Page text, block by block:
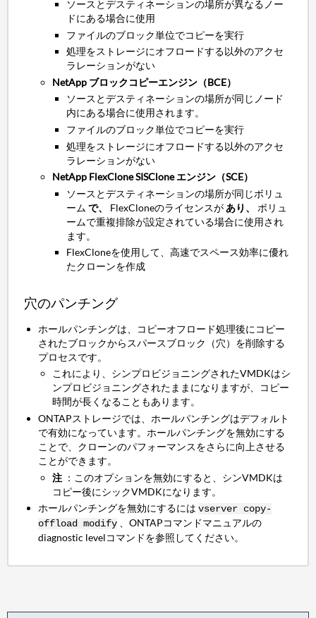
ソースとデスティネーションの場所が異なるノー
ドにある場合に使用
ファイルのブロック単位でコピーを実行
処理をストレージにオフロードする以外のアクセ
ラレーションがない
NetApp ブロックコピーエンジン（BCE）
ソースとデスティネーションの場所が同じノード
内にある場合に使用されます。
ファイルのブロック単位でコピーを実行
処理をストレージにオフロードする以外のアクセ
ラレーションがない
NetApp FlexClone SISClone エンジン（SCE）
ソースとデスティネーションの場所が同じボリュ
ームで、 FlexCloneのライセンスが あり、 ボリュ
ームで重複排除が設定されている場合に使用され
ます。
FlexCloneを使用して、高速でスペース効率に優れ
たクローンを作成
穴のパンチング
ホールパンチングは、コピーオフロード処理後にコピー
されたブロックからスパースブロック（穴）を削除する
プロセスです。
これにより、シンプロビジョニングされたVMDKはシ
ンプロビジョニングされたままになりますが、コピー
時間が長くなることもあります。
ONTAPストレージでは、ホールパンチングはデフォルト
で有効になっています。ホールパンチングを無効にする
ことで、クローンのパフォーマンスをさらに向上させる
ことができます。
注 ：このオプションを無効にすると、シンVMDKは
コピー後にシックVMDKになります。
ホールパンチングを無効にするにはvserver copy-
offload modify 、ONTAPコマンドマニュアルの
diagnostic levelコマンドを参照してください。